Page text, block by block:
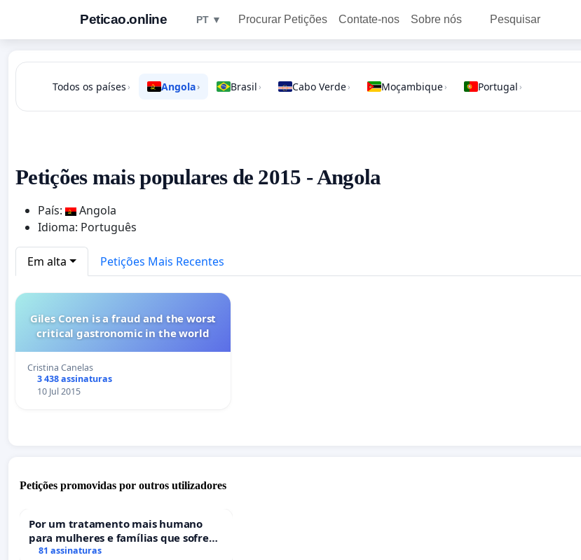
Peticao.online PT ▼ Procurar Petições Contate-nos Sobre nós Pesquisar
Todos os países › Angola› Brasil › Cabo Verde› Moçambique› Portugal ›
Petições mais populares de 2015 - Angola
País:
Angola
Idioma: Português
Em alta Petições Mais Recentes
Giles Coren is a fraud and the worst
critical gastronomic in the world
Cristina Canelas
3 438 assinaturas
10 Jul 2015
Petições promovidas por outros utilizadores
Por um tratamento mais humano
para mulheres e famílias que sofrem
uma perda gestacional nos hospitais
81 assinaturas